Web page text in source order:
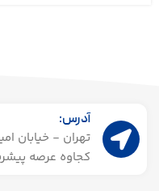
آدرس:
تهران - خیابان
کجاوه عرصه